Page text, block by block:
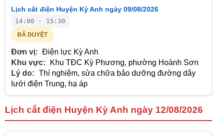
Lịch cắt điện Huyện Kỳ Anh ngày 09/08/2026
14:00 - 15:30
ĐÃ DUYỆT
Đơn vị: Điện lực Kỳ Anh
Khu vực:
Khu TĐC Kỳ Phương, phường Hoành Sơn
Lý do: Thí nghiệm, sửa chữa bảo dưỡng đường dây
lưới điện Trung, hạ áp
Lịch cắt điện Huyện Kỳ Anh ngày 12/08/2026